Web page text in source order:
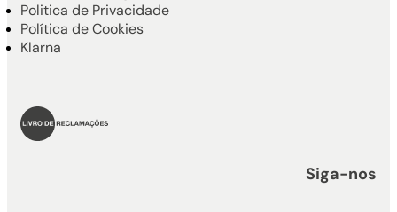
Politica de Privacidade
Política de Cookies
Klarna
Siga-nos